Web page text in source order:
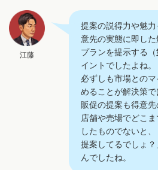
江藤
提案の説得力や魅
意先の実態に即し
プランを提示する（
イントでしたよね。
必ずしも市場との
めることが解決策
販促の提案も得意先
店舗や売場でどこ
したものでないと
提案してるでしょ
んでしたね。